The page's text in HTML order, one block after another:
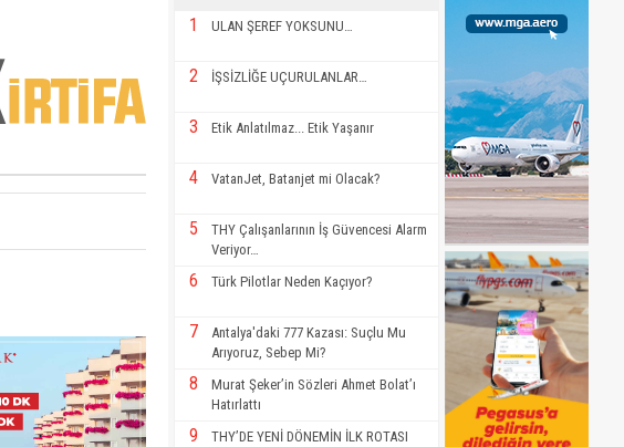
1 ULAN ŞEREF YOKSUNU…
2 İŞSİZLİĞE UÇURULANLAR…
3 Etik Anlatılmaz... Etik Yaşanır
4 VatanJet, Batanjet mi Olacak?
5
THY Çalışanlarının İş Güvencesi Alarm
Veriyor…
6 Türk Pilotlar Neden Kaçıyor?
7
Antalya'daki 777 Kazası: Suçlu Mu
Arıyoruz, Sebep Mi?
8
Murat Şeker’in Sözleri Ahmet Bolat’ı
Hatırlattı
9
THY’DE YENİ DÖNEMİN İLK ROTASI